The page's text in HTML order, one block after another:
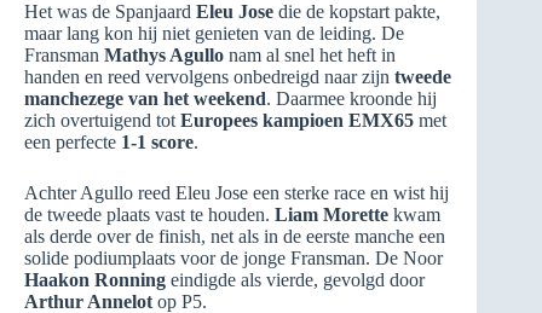
Het was de Spanjaard Eleu Jose die de kopstart pakte,
maar lang kon hij niet genieten van de leiding. De
Fransman Mathys Agullo nam al snel het heft in
handen en reed vervolgens onbedreigd naar zijn tweede
manchezege van het weekend. Daarmee kroonde hij
zich overtuigend tot Europees kampioen EMX65 met
een perfecte 1-1 score.
Achter Agullo reed Eleu Jose een sterke race en wist hij
de tweede plaats vast te houden. Liam Morette kwam
als derde over de finish, net als in de eerste manche een
solide podiumplaats voor de jonge Fransman. De Noor
Haakon Ronning eindigde als vierde, gevolgd door
Arthur Annelot op P5.